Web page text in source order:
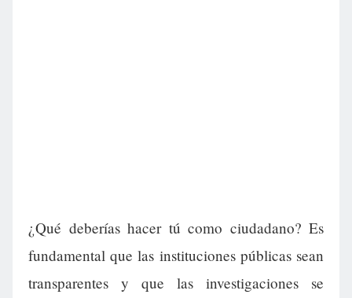
¿Qué deberías hacer tú como ciudadano? Es
fundamental que las instituciones públicas sean
transparentes y que las investigaciones se